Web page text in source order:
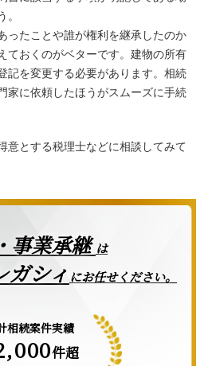
。
ったことや誰が権利を継承したのか
ておくのがベターです。建物の所有
記を変更する必要があります。相続
家に依頼したほうがスムーズに手続
意とする税理士などに相談してみて
事業承継は
ガシィ にお任せください。
相続案件実績
件超